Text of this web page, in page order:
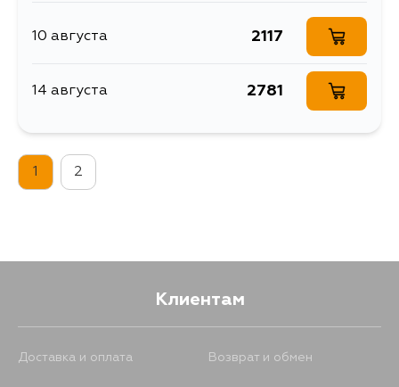
10 августа 2117
14 августа 2781
1 2
Клиентам
Доставка и оплата Возврат и обмен